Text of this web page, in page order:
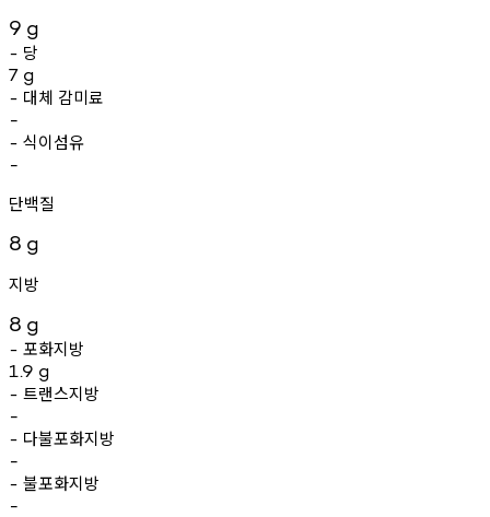
9 g
- 당
7 g
- 대체 감미료
-
- 식이섬유
-
단백질
8 g
지방
8 g
- 포화지방
1.9 g
- 트랜스지방
-
- 다불포화지방
-
- 불포화지방
-